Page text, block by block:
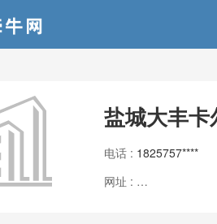
盐城大丰卡
电话 : 1825757****
网址 :
暂无信息